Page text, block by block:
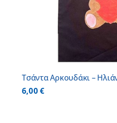
Τσάντα Αρκουδάκι –
6,00€